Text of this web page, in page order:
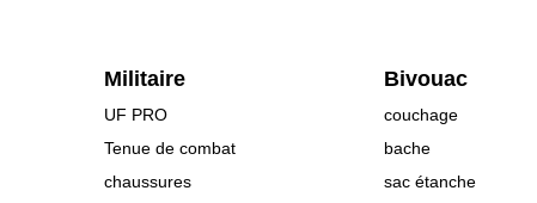
Militaire
UF PRO
Tenue de combat
chaussures
Bivouac
couchage
bache
sac étanche